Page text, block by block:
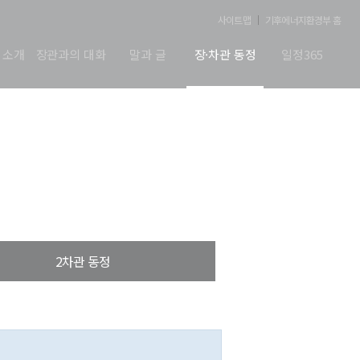
사이트맵 기후에너지환경부 홈
개 장관과의 대화 말과 글 장·차관 동정 일정365
2차관 동정